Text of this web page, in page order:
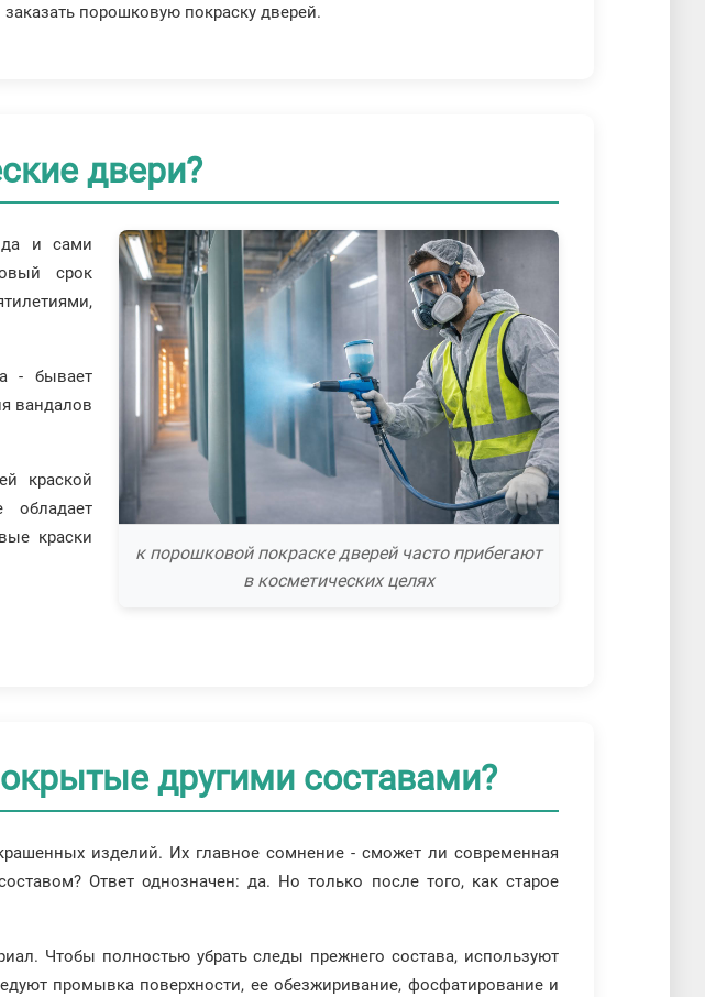
порошковую покраску дверей.
двери?
к порошковой покраске дверей часто прибегают
в косметических целях
да и сами
срок
- бывает
вандалов
краской
краски
другими составами?
изделий. Их главное сомнение - сможет ли современная
Ответ однозначен: да. Но только после того, как старое
Чтобы полностью убрать следы прежнего состава, используют
промывка поверхности, ее обезжиривание, фосфатирование и